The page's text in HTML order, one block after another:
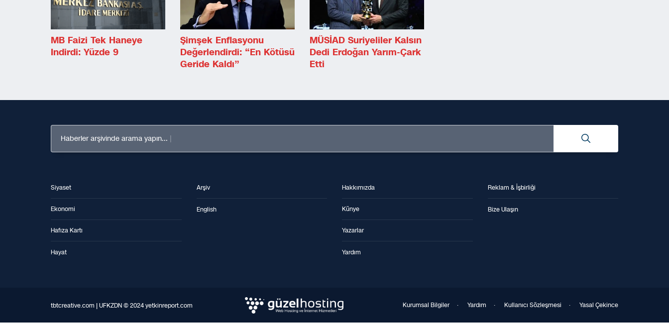
MB Faizi Tek Haneye
Indirdi: Yüzde 9
Şimşek Enflasyonu
Değerlendirdi: “En Kötüsü
Geride Kaldı”
MÜSİAD Suriyeliler Kalsın
Dedi Erdoğan Yarım-Çark
Etti
Haberler arşivinde arama yapın...
Siyaset
Ekonomi
Hafıza Kartı
Hayat
Arşiv
English
Hakkımızda
Künye
Yazarlar
Yardım
Reklam & İşbirliği
Bize Ulaşın
tbtcreative.com | UFKZDN © 2024 yetkinreport.com Kurumsal Bilgiler· Yardım · Kullanıcı Sözleşmesi · Yasal Çekince